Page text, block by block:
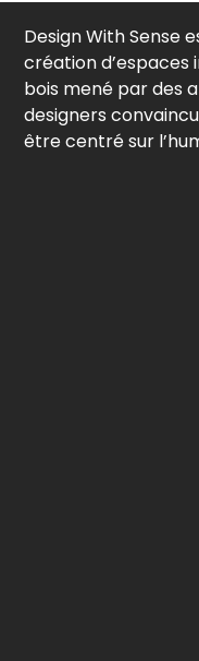
Design With Sense
création
bois mené par des
designers
être centré sur